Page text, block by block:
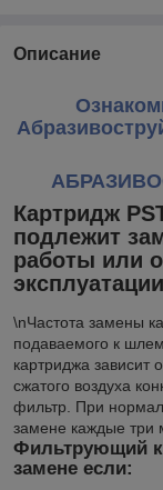
Описание
Картридж
подлежит
работы или
эксплуатации
\nЧастота замены
подаваемого к
картриджа зависит
сжатого воздуха
фильтр. При
замене каждые три
Фильтрующий
замене если: